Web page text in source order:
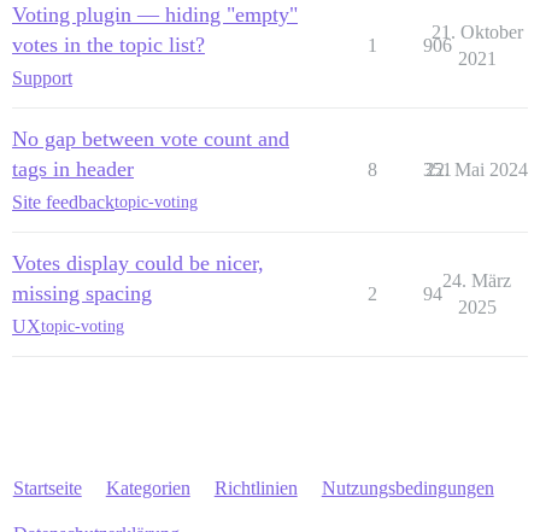
Voting plugin — hiding "empty"
votes in the topic list?
Support
1 906
21. Oktober
2021
No gap between vote count and
tags in header
Site feedbacktopic-voting
8 351
22. Mai 2024
Votes display could be nicer,
missing spacing
UXtopic-voting
2 94
24. März
2025
Startseite Kategorien Richtlinien Nutzungsbedingungen